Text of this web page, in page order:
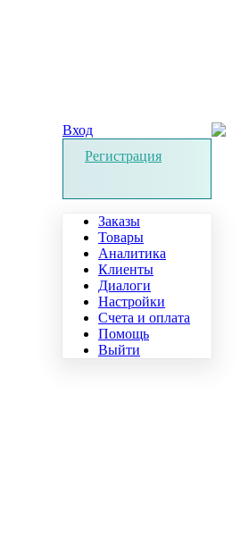
Вход
Регистрация
Заказы
Товары
Аналитика
Клиенты
Диалоги
Настройки
Счета и оплата
Помощь
Выйти